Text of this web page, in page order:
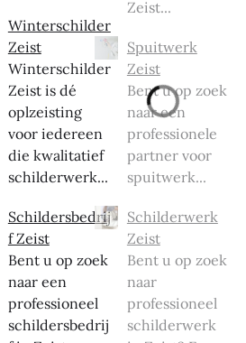
Winterschilder
Zeist
Winterschilder
Zeist is dé
oplzeisting
voor iedereen
die kwalitatief
schilderwerk...
Schildersbedrij
f Zeist
Bent u op zoek
naar een
professioneel
schildersbedrij
Zeist...
Spuitwerk
Zeist
Bent u op zoek
naar een
professionele
partner voor
spuitwerk...
Schilderwerk
Zeist
Bent u op zoek
naar
professioneel
schilderwerk